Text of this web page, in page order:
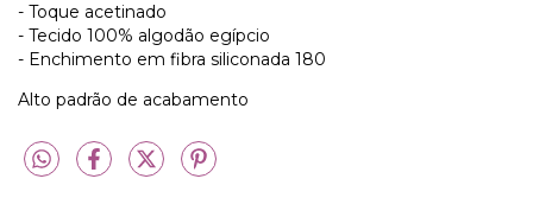
- Toque acetinado
- Tecido 100% algodão egípcio
- Enchimento em fibra siliconada 180
Alto padrão de acabamento